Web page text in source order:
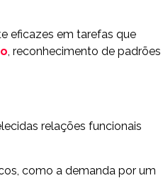
eficazes em tarefas que
, reconhecimento de padrões
relações funcionais
como a demanda por um